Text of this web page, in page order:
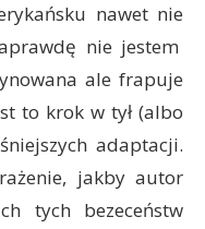
nawet nie
nie jestem
ale frapuje
to krok w tył (albo
adaptacji.
jakby autor
tych bezeceństw